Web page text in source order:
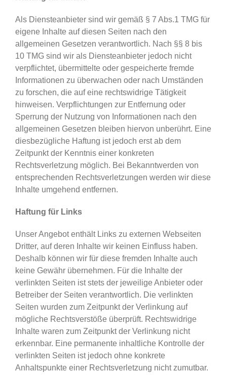
Als Diensteanbieter sind wir gemäß § 7 Abs.1 TMG für
eigene Inhalte auf diesen Seiten nach den
allgemeinen Gesetzen verantwortlich. Nach §§ 8 bis
10 TMG sind wir als Diensteanbieter jedoch nicht
verpflichtet, übermittelte oder gespeicherte fremde
Informationen zu überwachen oder nach Umständen
zu forschen, die auf eine rechtswidrige Tätigkeit
hinweisen. Verpflichtungen zur Entfernung oder
Sperrung der Nutzung von Informationen nach den
allgemeinen Gesetzen bleiben hiervon unberührt. Eine
diesbezügliche Haftung ist jedoch erst ab dem
Zeitpunkt der Kenntnis einer konkreten
Rechtsverletzung möglich. Bei Bekanntwerden von
entsprechenden Rechtsverletzungen werden wir diese
Inhalte umgehend entfernen.
Haftung für Links
Unser Angebot enthält Links zu externen Webseiten
Dritter, auf deren Inhalte wir keinen Einfluss haben.
Deshalb können wir für diese fremden Inhalte auch
keine Gewähr übernehmen. Für die Inhalte der
verlinkten Seiten ist stets der jeweilige Anbieter oder
Betreiber der Seiten verantwortlich. Die verlinkten
Seiten wurden zum Zeitpunkt der Verlinkung auf
mögliche Rechtsverstöße überprüft. Rechtswidrige
Inhalte waren zum Zeitpunkt der Verlinkung nicht
erkennbar. Eine permanente inhaltliche Kontrolle der
verlinkten Seiten ist jedoch ohne konkrete
Anhaltspunkte einer Rechtsverletzung nicht zumutbar.